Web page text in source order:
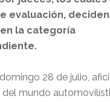
evaluación,
la categoría
28 de julio,
del mundo